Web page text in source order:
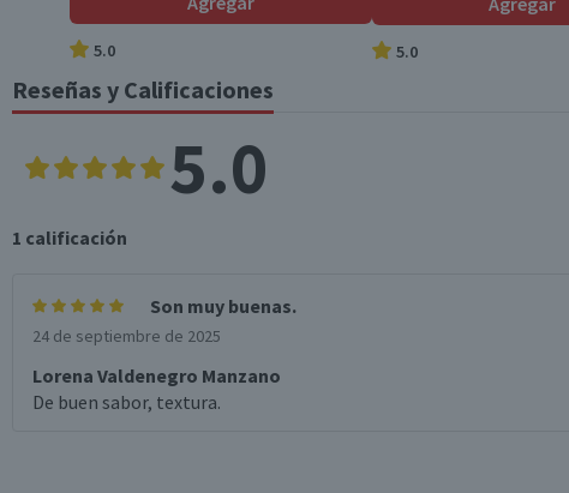
*Ingesta de referencia de un adulto promedio (8400 kj / 2000 kcal)
5.0 5.0
Reseñas y Calificaciones
5.0
1 calificación
Son muy buenas.
24 de septiembre de 2025
Lorena Valdenegro Manzano
De buen sabor, textura.